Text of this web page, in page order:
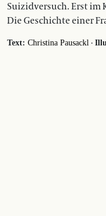
Suizidversuch. Erst im
Die Geschichte einer
Text: Christina Pausackl ·